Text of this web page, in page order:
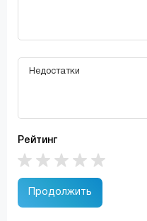
Рейтинг
Продолжить